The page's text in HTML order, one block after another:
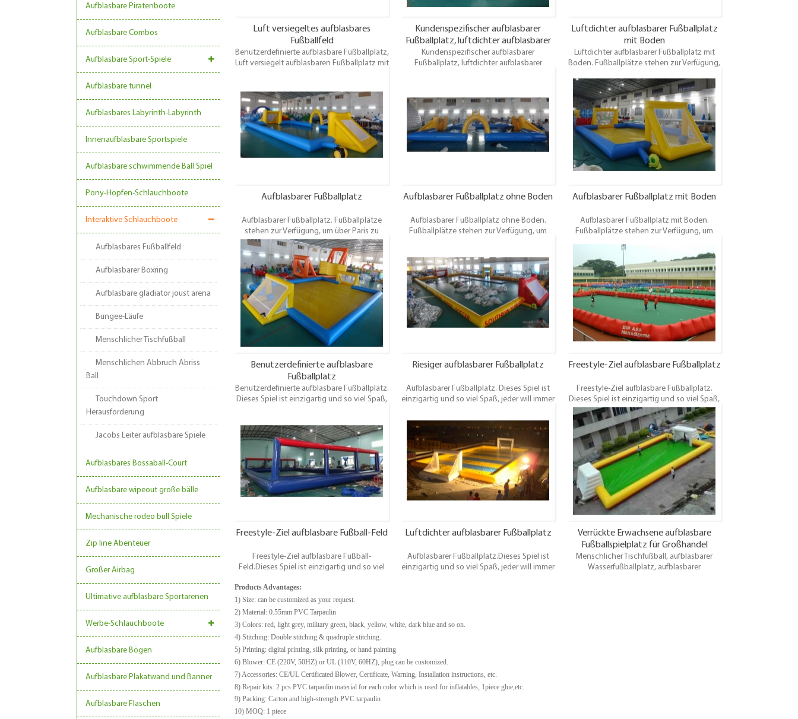
Aufblasbare Piratenboote
Aufblasbare Combos
Aufblasbare Sport-Spiele
Aufblasbare tunnel
Aufblasbares Labyrinth-Labyrinth
Innenaufblasbare Sportspiele
Aufblasbare schwimmende Ball Spiel
Pony-Hopfen-Schlauchboote
Interaktive Schlauchboote
Aufblasbares Fußballfeld
Aufblasbarer Boxring
Aufblasbare gladiator joust arena
Bungee-Läufe
Menschlicher Tischfußball
Menschlichen Abbruch Abriss
Ball
Touchdown Sport
Herausforderung
Jacobs Leiter aufblasbare Spiele
Aufblasbares Bossaball-Court
Aufblasbare wipeout große bälle
Mechanische rodeo bull Spiele
Zip line Abenteuer
Großer Airbag
Ultimative aufblasbare Sportarenen
Werbe-Schlauchboote
Aufblasbare Bögen
Aufblasbare Plakatwand und Banner
Aufblasbare Flaschen
Luft versiegeltes aufblasbares
Fußballfeld
Benutzerdefinierte aufblasbare Fußballplatz,
Luft versiegelt aufblasbaren Fußballplatz mit
für Fußballmannschaften aller Größen.Sie
können auch aus einer Vielzahl von Pitch
Oberflächen wie künstliche, 3g Astroturf,
Gras und Indoor.
Kundenspezifischer aufblasbarer
Fußballplatz, luftdichter aufblasbarer
Fußballplatz mit Boden
Kundenspezifischer aufblasbarer
Fußballplatz, luftdichter aufblasbarer
mieten und es gibt etwas für
Fußballmannschaften aller Größen.Sie
können auch aus einer Vielzahl von Pitch
Oberflächen wie künstliche, 3g Astroturf,
Gras und Indoor.
Luftdichter aufblasbarer Fußballplatz
mit Boden
Luftdichter aufblasbarer Fußballplatz mit
Boden. Fußballplätze stehen zur Verfügung,
für Fußballmannschaften aller Größen.Sie
können auch aus einer Vielzahl von Pitch
Oberflächen wie künstliche, 3g Astroturf,
Gras und Indoor.
Aufblasbarer Fußballplatz
Aufblasbarer Fußballplatz. Fußballplätze
stehen zur Verfügung, um über Paris zu
mieten und es gibt etwas für
Fußballmannschaften aller Größen.Sie
können auch aus einer Vielzahl von Pitch
Oberflächen wie künstliche, 3g Astroturf,
Gras und Indoor.
Aufblasbarer Fußballplatz ohne Boden
Aufblasbarer Fußballplatz ohne Boden.
Fußballplätze stehen zur Verfügung, um
können auch aus einer Vielzahl von Pitch
Oberflächen wie künstliche, 3g Astroturf,
Gras und Indoor.
Aufblasbarer Fußballplatz mit Boden
Aufblasbarer Fußballplatz mit Boden.
Fußballplätze stehen zur Verfügung, um
über Paris zu mieten und es gibt etwas für
Fußballmannschaften aller Größen.Sie
können auch aus einer Vielzahl von Pitch
Oberflächen wie künstliche, 3g Astroturf,
Gras und Indoor.
Benutzerdefinierte aufblasbare
Fußballplatz
Benutzerdefinierte aufblasbare Fußballplatz.
Dieses Spiel ist einzigartig und so viel Spaß,
erwachsene Nächte, Partys und eine
fantasische Ergänzung zu jeder Vermieterin
für jede große Veranstaltung, Teambuilding
oder private Party, oder irgendwann
irgendwo Leute Spaß haben wollen.
Riesiger aufblasbarer Fußballplatz
Aufblasbarer Fußballplatz. Dieses Spiel ist
einzigartig und so viel Spaß, jeder will immer
etc. oder für erwachsene Nächte, Partys und
eine fantasische Ergänzung zu jeder
Vermieterin für jede große Veranstaltung,
Teambuilding oder private Party, oder
irgendwann irgendwo Leute Spaß haben
wollen.
Freestyle-Ziel aufblasbare Fußballplatz
Freestyle-Ziel aufblasbare Fußballplatz.
Dieses Spiel ist einzigartig und so viel Spaß,
jeder will immer wieder spielen!Ideal für
Kinderclubs, Parties etc. oder für
erwachsene Nächte, Partys und eine
fantasische Ergänzung zu jeder Vermieterin
für jede große Veranstaltung, Teambuilding
oder private Party, oder irgendwann
irgendwo Leute Spaß haben wollen.
Freestyle-Ziel aufblasbare Fußball-Feld
Freestyle-Ziel aufblasbare Fußball-
Feld.Dieses Spiel ist einzigartig und so viel
für Kinderclubs, Parties etc. oder für
erwachsene Nächte, Partys und eine
fantasische Ergänzung zu jeder Vermieterin
für jede große Veranstaltung, Teambuilding
oder private Party, oder irgendwann
irgendwo Leute Spaß haben wollen.
Luftdichter aufblasbarer Fußballplatz
Aufblasbarer Fußballplatz.Dieses Spiel ist
einzigartig und so viel Spaß, jeder will immer
Teambuilding oder private Party, oder
Verrückte Erwachsene aufblasbare
Fußballspielplatz für Großhandel
Menschlicher Tischfußball, aufblasbarer
Wasserfußballplatz, aufblasbarer
Products Advantages:
1) Size: can be customized as your request.
2) Material: 0.55mm PVC Tarpaulin
3) Colors: red, light grey, military green, black, yellow, white, dark blue and so on.
4) Stitching: Double stitching & quadruple stitching.
5) Printing: digital printing, silk printing, or hand painting
6) Blower: CE (220V, 50HZ) or UL (110V, 60HZ), plug can be customized.
7) Accessories: CE/UL Certificated Blower, Certificate, Warning, Installation instructions, etc.
8) Repair kits: 2 pcs PVC tarpaulin material for each color which is used for inflatables, 1piece glue,etc.
9) Packing: Carton and high-strength PVC tarpaulin
10) MOQ: 1 piece